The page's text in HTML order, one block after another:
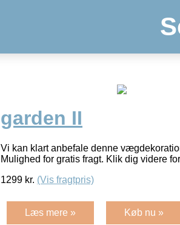
garden II
Vi kan klart anbefale denne
Mulighed for gratis fragt. Klik dig videre
1299 kr. (Vis fragtpris)
Læs mere » Køb nu »